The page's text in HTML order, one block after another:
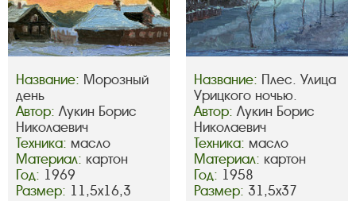
Название: Морозный
день
Автор: Лукин Борис
Николаевич
Техника: масло
Материал: картон
Год: 1969
Размер: 11,5х16,3
Название: Плес. Улица
Урицкого ночью.
Автор: Лукин Борис
Николаевич
Техника: масло
Материал: картон
Год: 1958
Размер: 31,5х37